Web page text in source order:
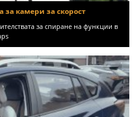
камери за скорост
за спиране на функции в